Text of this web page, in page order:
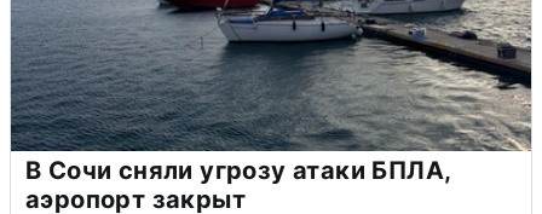
В Сочи сняли угрозу атаки БПЛА,
аэропорт закрыт